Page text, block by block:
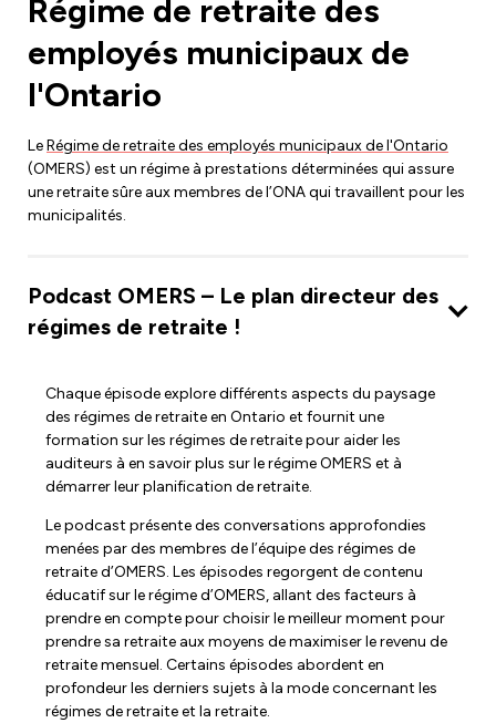
Régime de retraite des
employés municipaux de
l'Ontario
LeRégime de retraite des employés municipaux de l'Ontario
(OMERS) est un régime à prestations déterminées qui assure
une retraite sûre aux membres de l’ONA qui travaillent pour les
municipalités.
Podcast OMERS – Le plan directeur des
régimes de retraite !
Chaque épisode explore différents aspects du paysage
des régimes de retraite en Ontario et fournit une
formation sur les régimes de retraite pour aider les
auditeurs à en savoir plus sur le régime OMERS et à
démarrer leur planification de retraite.
Le podcast présente des conversations approfondies
menées par des membres de l’équipe des régimes de
retraite d’OMERS. Les épisodes regorgent de contenu
éducatif sur le régime d’OMERS, allant des facteurs à
prendre en compte pour choisir le meilleur moment pour
prendre sa retraite aux moyens de maximiser le revenu de
retraite mensuel. Certains épisodes abordent en
profondeur les derniers sujets à la mode concernant les
régimes de retraite et la retraite.